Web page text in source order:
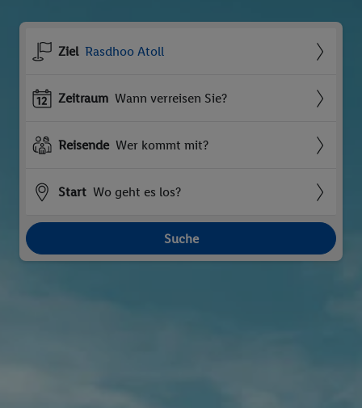
Ziel Rasdhoo Atoll
Zeitraum Wann verreisen Sie?
Reisende Wer kommt mit?
Start Wo geht es los?
Suche